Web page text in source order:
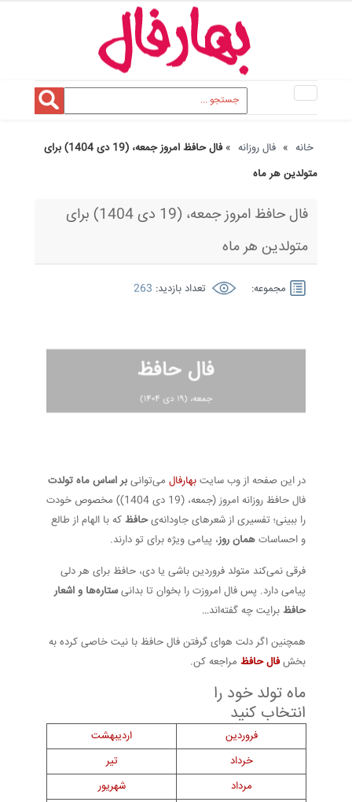
Toggle
navigation
خانه » فال روزانه »
فال حافظ امروز جمعه، (19 دی 1404) برای
متولدین هر ماه
فال حافظ امروز جمعه، (19 دی 1404) برای
متولدین هر ماه
مجموعه: تعداد بازدید: 263
در این صفحه از وب سایت بهارفال می‌توانی بر اساس ماه تولدت
فال حافظ روزانه امروز (جمعه، (19 دی 1404)) مخصوص خودت
را ببینی؛ تفسیری از شعرهای جاودانه‌یحافظ که با الهام از طالع
و احساسات همان روز، پیامی ویژه برای تو دارند.
فرقی نمی‌کند متولد فروردین باشی یا دی، حافظ برای هر دلی
پیامی دارد. پس فال امروزت را بخوان تا بدانیستاره‌ها و اشعار
حافظ برایت چه گفته‌اند…
همچنین اگر دلت هوای گرفتن فال حافظ با نیت خاصی کرده به
بخشفال حافظ مراجعه کن.
ماه تولد خود را
انتخاب کنید
فروردین
اردیبهشت
خرداد
تیر
مرداد
شهریور